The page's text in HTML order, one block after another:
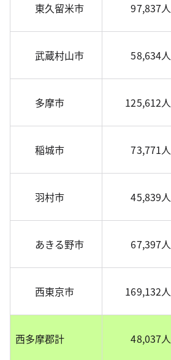
東久留米市 97,837人
武蔵村山市 58,634人
多摩市 125,612人
稲城市 73,771人
羽村市 45,839人
あきる野市 67,397人
西東京市 169,132人
西多摩郡計 48,037人